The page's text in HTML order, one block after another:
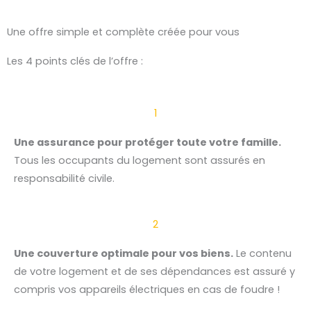
Une offre simple et complète créée pour vous
Les 4 points clés de l’offre :
1
Une assurance pour protéger toute votre famille.
Tous les occupants du logement sont assurés en
responsabilité civile.
2
Une couverture optimale pour vos biens. Le contenu
de votre logement et de ses dépendances est assuré y
compris vos appareils électriques en cas de foudre !